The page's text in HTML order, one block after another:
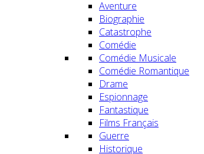
Aventure
Biographie
Catastrophe
Comédie
Comédie Musicale
Comédie Romantique
Drame
Espionnage
Fantastique
Films Français
Guerre
Historique